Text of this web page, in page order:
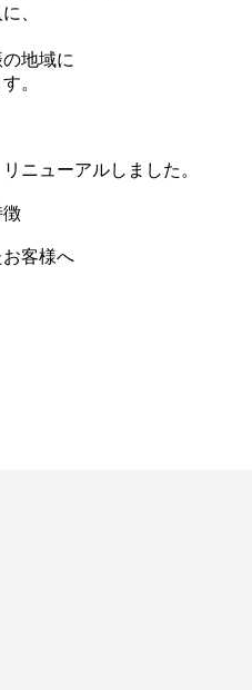
、
地域に
。
ニューアルしました。
徴
客様へ